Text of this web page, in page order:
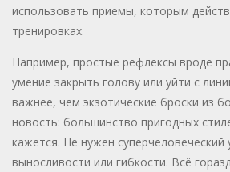
использовать приемы, которым
тренировках.
Например, простые рефлексы вроде
умение закрыть голову или уйти с
важнее, чем экзотические броски из
новость: большинство пригодных
кажется. Не нужен суперчеловеческий
выносливости или гибкости. Всё